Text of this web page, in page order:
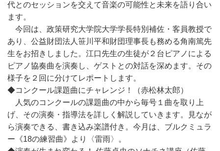
代とのセッションを交えて音楽の可能性と未来を語り合い
ます。
今回は、政策研究大学院大学学長特別補佐・客員教授で
あり、公益財団法人笹川平和財団理事長も務める角南篤先
生をお招きしました。江口先生の生徒が２台ピアノによる
ピアノ協奏曲を演奏し、ゲストとの対話を深めます。その
様子を２回に分けてレポートします。
◆コンクール課題曲にチャレンジ！（赤松林太郎）
人気のコンクールの課題曲の中から毎号１曲を取り上
げ、その演奏・指導法を詳しく解説していきます。見なが
ら演奏できる、書き込み楽譜付き。今月は、ブルクミュラ
ー《18の練習曲》より〈雷雨〉。